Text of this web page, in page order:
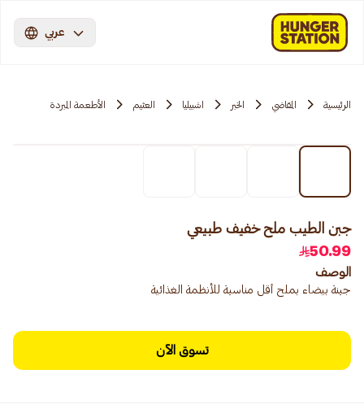
عربي
الرئيسية المقاضي الخبر اشبيليا العثيم الأطعمة المبردة
جبن الطيب ملح خفيف طبيعي
50.99
الوصف
جبنة بيضاء بملح أقل مناسبة للأنظمة الغذائية
تسوق الآن